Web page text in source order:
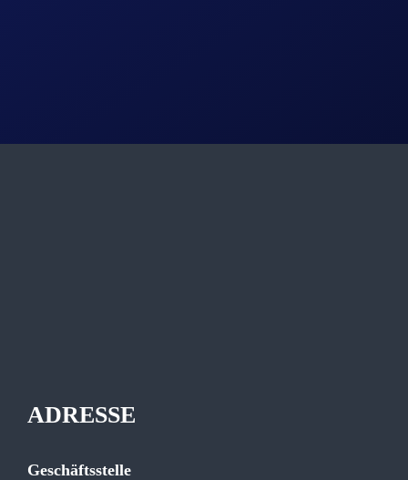
ADRESSE
Geschäftsstelle